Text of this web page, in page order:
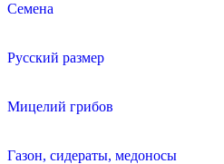
Семена
Русский размер
Мицелий грибов
Газон, сидераты, медоносы